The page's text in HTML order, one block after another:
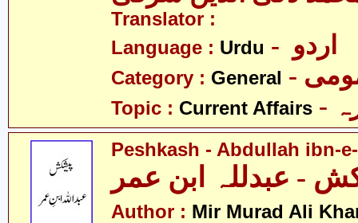
Translator :
Language : Urdu
Category : General
Topic : Current Affairs
Peshkash - Abdullah ibn-
- عبدللہ ابن عمر
Author : Mir Murad Ali